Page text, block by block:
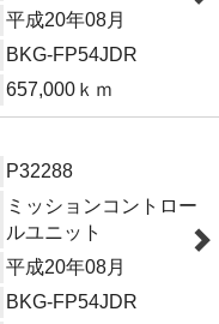
平成20年08月
BKG-FP54JDR
657,000ｋｍ
P32288
ミッションコントロー
ルユニット
平成20年08月
BKG-FP54JDR